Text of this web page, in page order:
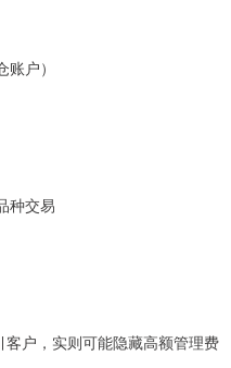
户）
种交易
客户，实则可能隐藏高额管理费